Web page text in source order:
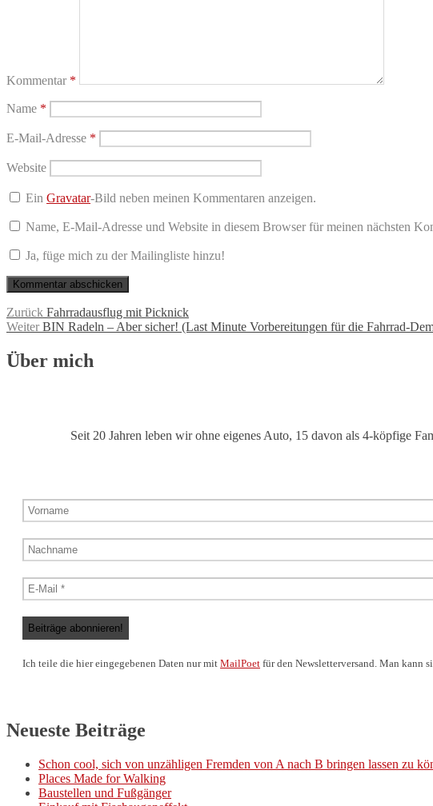
Kommentar *
Name *
E-Mail-Adresse *
Website
EinGravatar-Bild neben meinen Kommentaren anzeigen.
Name, E-Mail-Adresse und Website in diesem Browser für meinen nächsten
Ja, füge mich zu der Mailingliste hinzu!
Beitragsnavigation
Zurück Vorheriger
Beitrag:
Fahrradausflug mit Picknick
Weiter Nächster
BIN Radeln – Aber sicher! (Last Minute Vorbereitungen für die Fahrrad-
Über mich
Seit 20 Jahren leben wir ohne eigenes Auto, 15 davon als 4-köpfige
Ich teile die hier eingegebenen Daten nur mit MailPoet für den Newsletterversand. Man kann
Neueste Beiträge
Schon cool, sich von unzähligen Fremden von A nach B bringen lassen zu
Places Made for Walking
Baustellen und Fußgänger